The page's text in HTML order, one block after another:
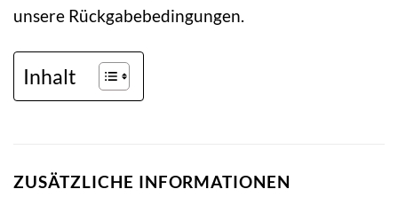
unsere Rückgabebedingungen.
Inhalt
ZUSÄTZLICHE INFORMATIONEN